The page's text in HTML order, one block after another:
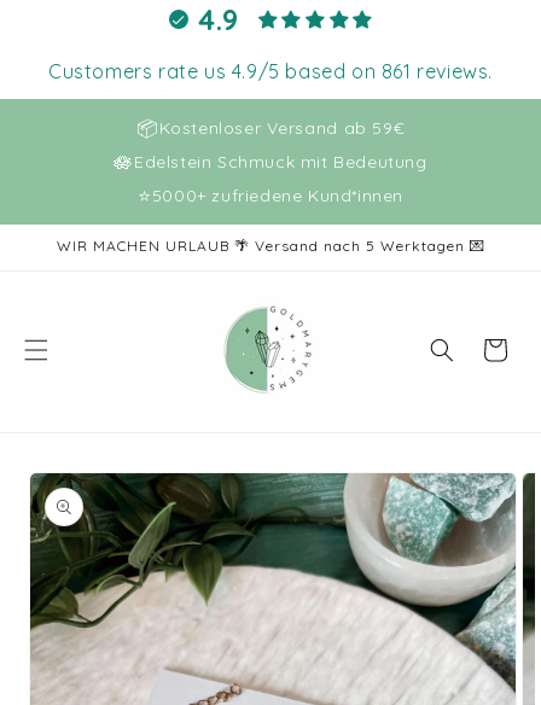
4.9
Customers rate us 4.9/5 based on 861 reviews.
📦Kostenloser Versand ab 59€
🪷Edelstein Schmuck mit Bedeutung
⭐5000+ zufriedene Kund*innen
WIR MACHEN URLAUB 🌴 Versand nach 5 Werktagen 💌
Warenkorb